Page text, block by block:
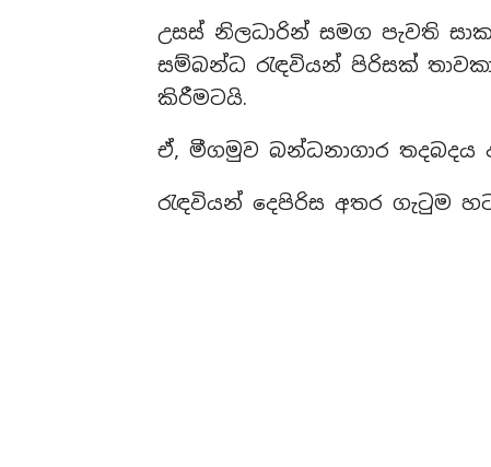
උසස් නිලධාරින් සමග පැවති
සම්බන්ධ රැඳවියන් පිරිසක්
කිරීමටයි.
ඒ, මීගමුව බන්ධනාගාර
රැඳවියන් දෙපිරිස අතර ගැටුම